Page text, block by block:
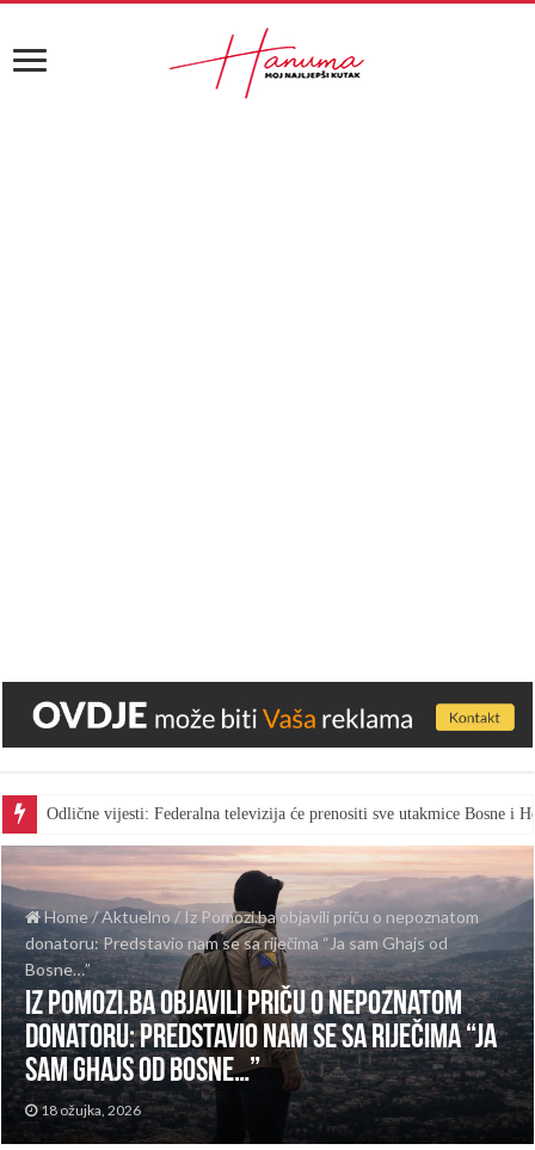
Odlične vijesti: Federalna televizija će prenositi sve utakmice Bosne i
Home/Aktuelno / Iz Pomozi.ba objavili priču o nepoznatom
donatoru: Predstavio nam se sa riječima “Ja sam Ghajs od
Bosne…”
Iz Pomozi.ba objavili priču o nepoznatom
donatoru: Predstavio nam se sa riječima “Ja
sam Ghajs od Bosne…”
18 ožujka, 2026